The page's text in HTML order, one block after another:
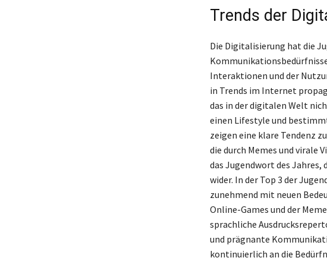
Trends der
Die Digitalisierung hat die
Interaktionen und der
in Trends im Internet
das in der digitalen Welt
einen Lifestyle und
zeigen eine klare Tendenz
die durch Memes und virale
das Jugendwort des
wider. In der Top 3 der
zunehmend mit neuen
Online-Games und der
sprachliche
und prägnante
kontinuierlich an die